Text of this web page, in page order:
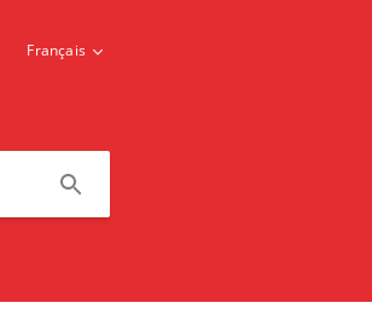
Français